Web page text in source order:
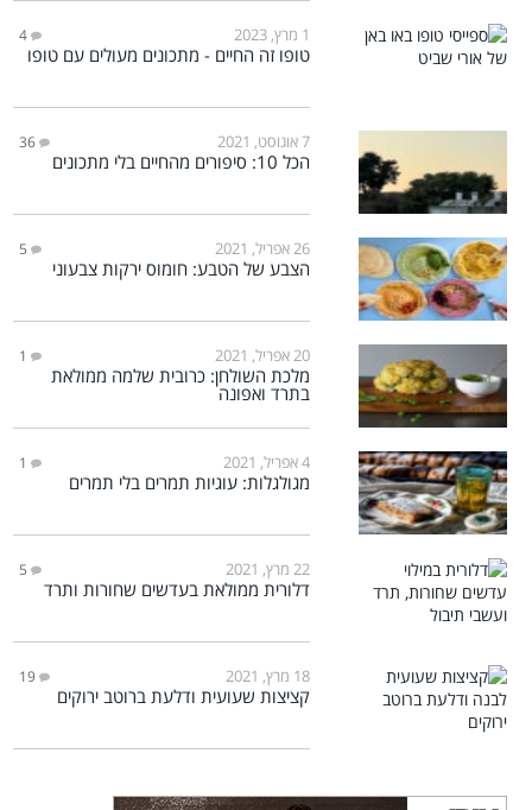
1 מרץ, 2023 4
טופו זה החיים - מתכונים מעולים עם טופו
7 אוגוסט, 2021 36
הכל 10: סיפורים מהחיים בלי מתכונים
26 אפריל, 2021 5
הצבע של הטבע: חומוס ירקות צבעוני
20 אפריל, 2021 1
מלכת השולחן: כרובית שלמה ממולאת
בתרד ואפונה
4 אפריל, 2021 1
מגולגלות: עוגיות תמרים בלי תמרים
22 מרץ, 2021 5
דלורית ממולאת בעדשים שחורות ותרד
18 מרץ, 2021 19
קציצות שעועית ודלעת ברוטב ירוקים